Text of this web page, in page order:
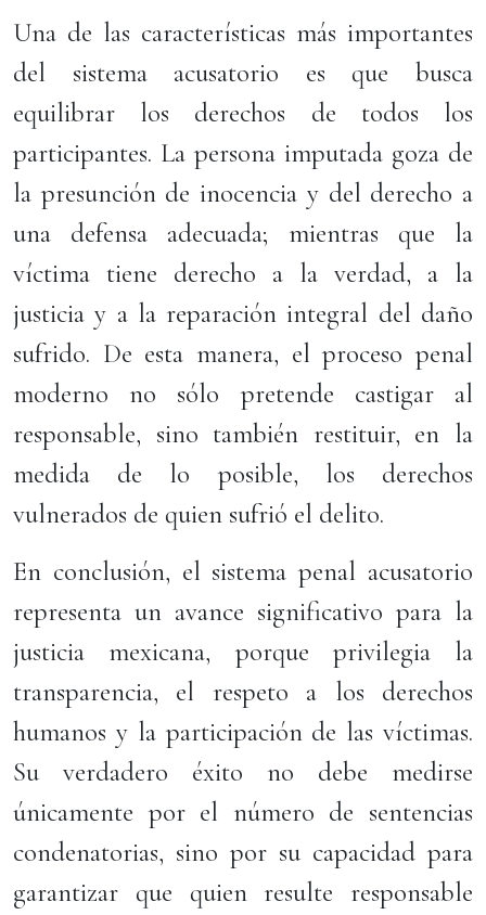
Una de las características más importantes
del sistema acusatorio es que busca
equilibrar los derechos de todos los
participantes. La persona imputada goza de
la presunción de inocencia y del derecho a
una defensa adecuada; mientras que la
víctima tiene derecho a la verdad, a la
justicia y a la reparación integral del daño
sufrido. De esta manera, el proceso penal
moderno no sólo pretende castigar al
responsable, sino también restituir, en la
medida de lo posible, los derechos
vulnerados de quien sufrió el delito.
En conclusión, el sistema penal acusatorio
representa un avance significativo para la
justicia mexicana, porque privilegia la
transparencia, el respeto a los derechos
humanos y la participación de las víctimas.
Su verdadero éxito no debe medirse
únicamente por el número de sentencias
condenatorias, sino por su capacidad para
garantizar que quien resulte responsable